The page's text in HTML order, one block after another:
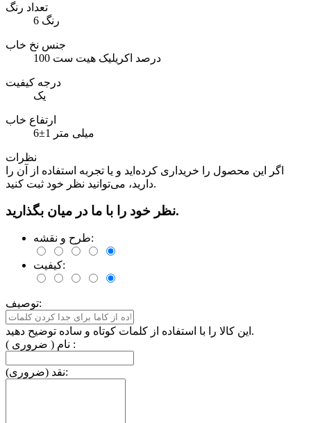
تعداد رنگ
6 رنگ
جنس نخ خاب
100 درصد اکریلیک هیت ست
درجه کیفیت
یک
ارتفاع خاب
6±1 میلی متر
نظرات
اگر این محصول را خریداری کرده‌اید و یا تجربه استفاده از آن را
دارید، می‌توانید نظر خود ثبت کنید.
نظر خود را با ما در میان بگذارید.
طرح و نقشه:
کیفیت:
توصیف:
این کالا را با استفاده از کلمات کوتاه و ساده توضیح دهید.
نام ( ضروری ) :
نقد (ضروری):